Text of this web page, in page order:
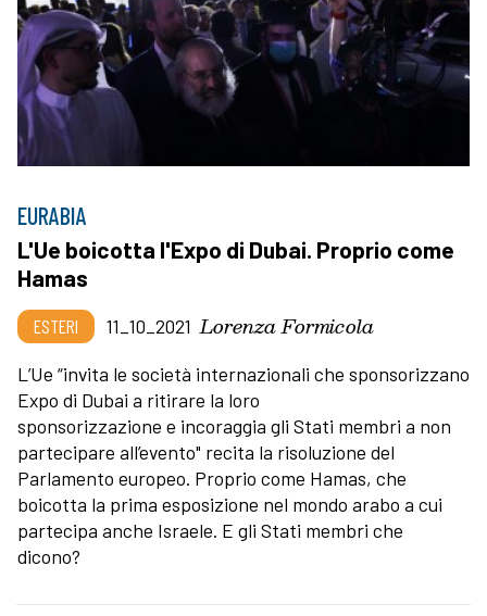
EURABIA
L'Ue boicotta l'Expo di Dubai. Proprio come
Hamas
ESTERI 11_10_2021 Lorenza Formicola
L’Ue “invita le società internazionali che sponsorizzano
Expo di Dubai a ritirare la loro
sponsorizzazione e incoraggia gli Stati membri a non
partecipare all’evento" recita la risoluzione del
Parlamento europeo. Proprio come Hamas, che
boicotta la prima esposizione nel mondo arabo a cui
partecipa anche Israele. E gli Stati membri che
dicono?